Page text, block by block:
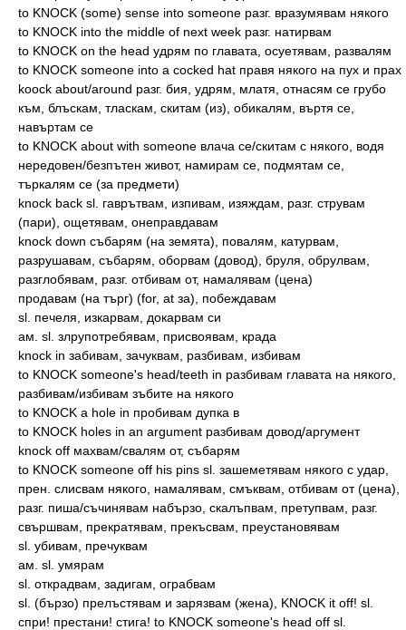
to KNOCK (some) sense into someone разг. вразумявам някого
to KNOCK into the middle of next week разг. натирвам
to KNOCK on the head удрям по главата, осуетявам, развалям
to KNOCK someone into a cocked hat правя някого на пух и прах
koock about/around разг. бия, удрям, млатя, отнасям се грубо
към, блъскам, тласкам, скитам (из), обикалям, въртя се,
навъртам се
to KNOCK about with someone влача се/скитам с някого, водя
нередовен/безпътен живот, намирам се, подмятам се,
търкалям се (за предмети)
knock back sl. гаврътвам, изпивам, изяждам, разг. струвам
(пари), ощетявам, онеправдавам
knock down събарям (на земята), повалям, катурвам,
разрушавам, събарям, оборвам (довод), бруля, обрулвам,
разглобявам, разг. отбивам от, намалявам (цена)
продавам (на търг) (for, at за), побеждавам
sl. печеля, изкарвам, докарвам си
ам. sl. злрупотребявам, присвоявам, крада
knock in забивам, зачуквам, разбивам, избивам
to KNOCK someone's head/teeth in разбивам главата на някого,
разбивам/избивам зъбите на някого
to KNOCK a hole in пробивам дупка в
to KNOCK holes in an argument разбивам довод/аргумент
knock off махвам/свалям от, събарям
to KNOCK someone off his pins sl. зашеметявам някого с удар,
прен. слисвам някого, намалявам, смъквам, отбивам от (цена),
разг. пиша/съчинявам набързо, скалъпвам, претупвам, разг.
свършвам, прекратявам, прекъсвам, преустановявам
sl. убивам, пречуквам
ам. sl. умярам
sl. открадвам, задигам, ограбвам
sl. (бързо) прелъстявам и зарязвам (жена), KNOCK it off! sl.
спри! престани! стига! to KNOCK someone's head off sl.